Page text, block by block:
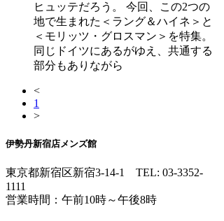
ヒュッテだろう。 今回、この2つの
地で生まれた＜ラング＆ハイネ＞と
＜モリッツ・グロスマン＞を特集。
同じドイツにあるがゆえ、共通する
部分もありながら
<
1
>
伊勢丹新宿店メンズ館
東京都新宿区新宿3-14-1 TEL: 03-3352-
1111
営業時間：午前10時～午後8時